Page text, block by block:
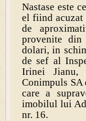
Nastase este
el fiind acuzat
de
provenite
dolari, in
de sef al
Irinei Jianu,
Conimpuls SA
care a
imobilul lui
nr. 16.